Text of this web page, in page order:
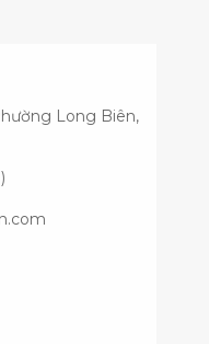
Long Biên,